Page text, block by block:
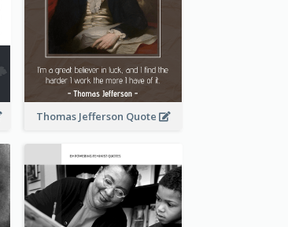
Thomas Jefferson Quote